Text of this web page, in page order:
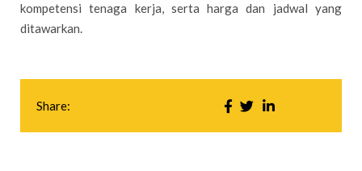
kompetensi tenaga kerja, serta harga dan jadwal yang
ditawarkan.
Share: